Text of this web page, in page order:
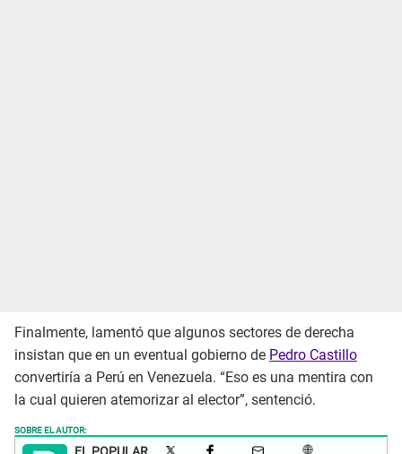
Finalmente, lamentó que algunos sectores de derecha
insistan que en un eventual gobierno de Pedro Castillo
convertiría a Perú en Venezuela. “Eso es una mentira con
la cual quieren atemorizar al elector”, sentenció.
SOBRE EL AUTOR: